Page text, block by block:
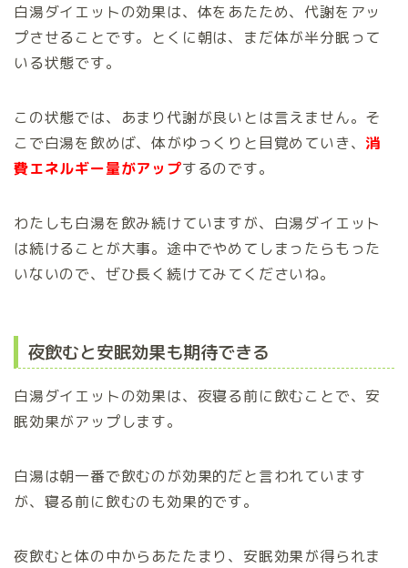
白湯ダイエットの効果は、体をあたため、代謝をアッ
プさせることです。とくに朝は、まだ体が半分眠って
いる状態です。
この状態では、あまり代謝が良いとは言えません。そ
こで白湯を飲めば、体がゆっくりと目覚めていき、 消
費エネルギー量がアップするのです。
わたしも白湯を飲み続けていますが、白湯ダイエット
は続けることが大事。途中でやめてしまったらもった
いないので、ぜひ長く続けてみてくださいね。
夜飲むと安眠効果も期待できる
白湯ダイエットの効果は、夜寝る前に飲むことで、安
眠効果がアップします。
白湯は朝一番で飲むのが効果的だと言われています
が、寝る前に飲むのも効果的です。
夜飲むと体の中からあたたまり、安眠効果が得られま